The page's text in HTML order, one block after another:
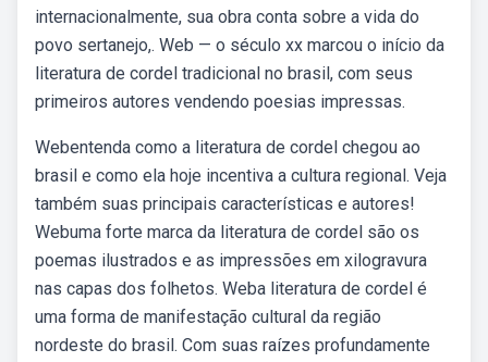
internacionalmente, sua obra conta sobre a vida do
povo sertanejo,. Web — o século xx marcou o início da
literatura de cordel tradicional no brasil, com seus
primeiros autores vendendo poesias impressas.
Webentenda como a literatura de cordel chegou ao
brasil e como ela hoje incentiva a cultura regional. Veja
também suas principais características e autores!
Webuma forte marca da literatura de cordel são os
poemas ilustrados e as impressões em xilogravura
nas capas dos folhetos. Weba literatura de cordel é
uma forma de manifestação cultural da região
nordeste do brasil. Com suas raízes profundamente